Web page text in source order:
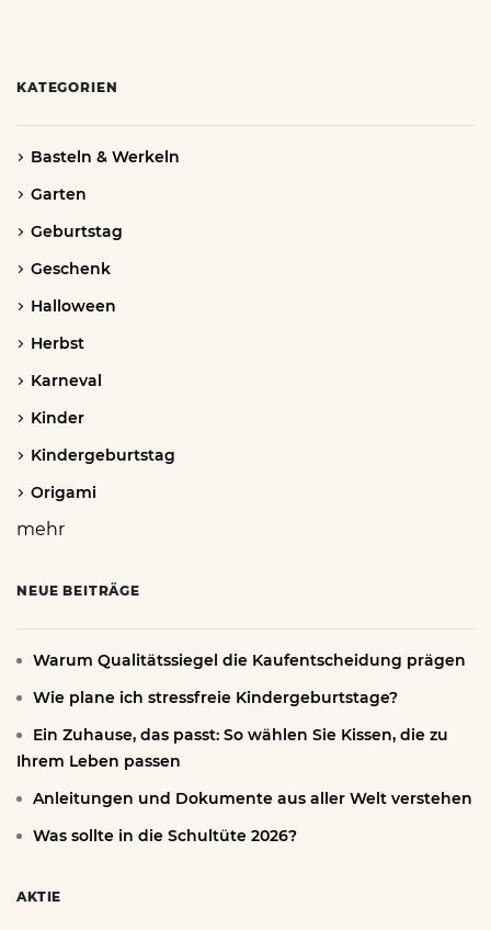
KATEGORIEN
Basteln & Werkeln
Garten
Geburtstag
Geschenk
Halloween
Herbst
Karneval
Kinder
Kindergeburtstag
Origami
mehr
NEUE BEITRÄGE
Warum Qualitätssiegel die Kaufentscheidung prägen
Wie plane ich stressfreie Kindergeburtstage?
Ein Zuhause, das passt: So wählen Sie Kissen, die zu
Ihrem Leben passen
Anleitungen und Dokumente aus aller Welt verstehen
Was sollte in die Schultüte 2026?
AKTIE